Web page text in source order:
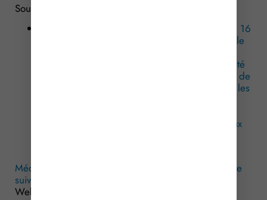
Sources :
Arrêté du 6 mai 2026 modifiant les arrêtés du 16
octobre 2017 et du 20 décembre 2017 fixant le
d’attestation de suivi individuel de l’état de santé
et de proposition de mesures d’aménagement de
poste et l’arrêté du 26 septembre 2025 fixant les
réalisation de certaines opérations, prévues aux
Médecine du travail : modification des attestations de
suivi de l’état de santé des salariés
WebLex